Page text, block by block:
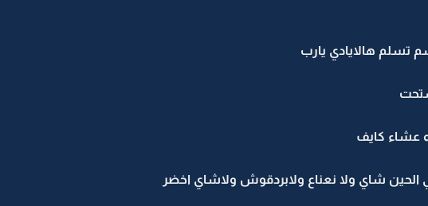
تسلم هالايادي يارب
عشاء كايف
الحين شاي ولا نعناع ولابردقوش ولاشاي اخضر